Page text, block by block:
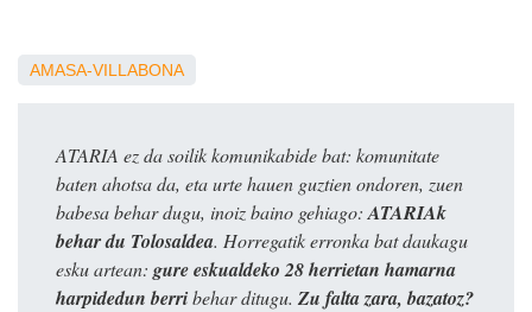
AMASA-VILLABONA
ATARIA ez da soilik komunikabide bat: komunitate
baten ahotsa da, eta urte hauen guztien ondoren, zuen
babesa behar dugu, inoiz baino gehiago: ATARIAk
behar du Tolosaldea. Horregatik erronka bat daukagu
esku artean: gure eskualdeko 28 herrietan hamarna
harpidedun berribehar ditugu. Zu falta zara, bazatoz?